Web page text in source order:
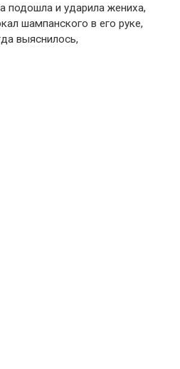
подошла и ударила жениха,
шампанского в его руке,
выяснилось,